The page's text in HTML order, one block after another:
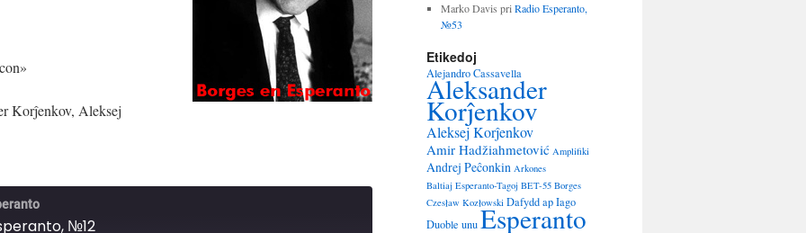
Korĵenkov, Aleksej
№12
Marko Davis pri Radio Esperanto,
№53
Etikedoj
Alejandro Cassavella
Aleksander
Korĵenkov
Aleksej Korĵenkov
Amir Hadžiahmetović Amplifiki
Andrej Peĉonkin Arkones
Baltiaj Esperanto-Tagoj BET-55 Borges
Czesław Kozłowski Dafydd ap Iago
Duoble unuEsperanto